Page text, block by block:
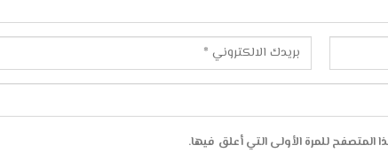
للمرة الأولى التي أعلق فيها.